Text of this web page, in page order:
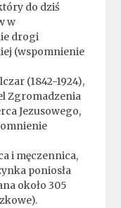
do dziś
w
drogi
(wspomnienie
(1842-1924),
Zgromadzenia
Jezusowego,
i męczennica,
poniosła
około 305